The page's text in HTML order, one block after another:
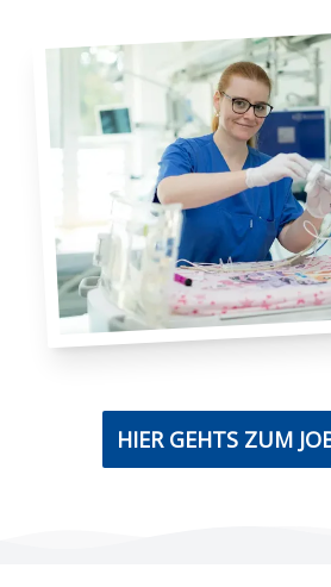
HIER GEHTS ZUM